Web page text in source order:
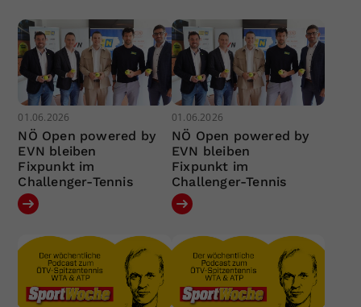
01.06.2026
NÖ Open powered by
EVN bleiben
Fixpunkt im
Challenger-Tennis
01.06.2026
NÖ Open powered by
EVN bleiben
Fixpunkt im
Challenger-Tennis